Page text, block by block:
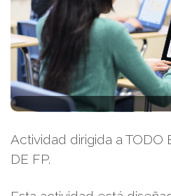
Actividad dirigida a TODO
DE FP.